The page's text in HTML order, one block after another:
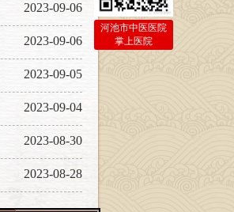
河池市中医医院
掌上医院
2023-09-06
2023-09-06
2023-09-05
2023-09-04
2023-08-30
2023-08-28